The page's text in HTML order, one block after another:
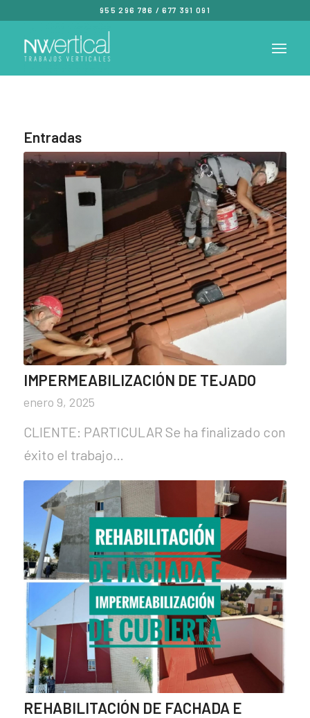
955 296 786 /677 391 091
Entradas
IMPERMEABILIZACIÓN DE TEJADO
enero 9, 2025
CLIENTE: PARTICULAR Se ha finalizado con
éxito el trabajo…
REHABILITACIÓN DE FACHADA E